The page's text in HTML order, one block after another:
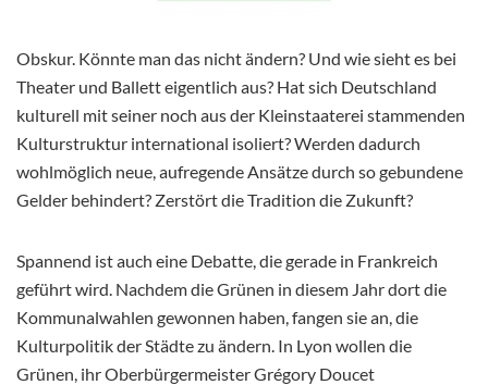
Obskur. Könnte man das nicht ändern? Und wie sieht es bei
Theater und Balletteigentlich aus? Hat sich Deutschland
kulturell mit seiner noch aus der Kleinstaaterei stammenden
Kulturstruktur international isoliert? Werden dadurch
wohlmöglich neue, aufregende Ansätze durch so gebundene
Gelder behindert? Zerstört die Tradition die Zukunft?
Spannend ist auch eine Debatte, die gerade in Frankreich
geführt wird. Nachdem dieGrünen in diesem Jahr dort die
Kommunalwahlen gewonnen haben, fangen siean, die
Kulturpolitik der Städte zu ändern. In Lyon wollen die
Grünen, ihr OberbürgermeisterGrégory Doucet